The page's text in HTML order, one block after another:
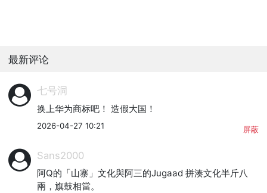
最新评论
七号洞
换上华为商标吧！ 造假大国！
2026-04-27 10:21 屏蔽
Sans2000
阿Q的「山寨」文化與阿三的Jugaad 拼湊文化半斤八
兩，旗鼓相當。